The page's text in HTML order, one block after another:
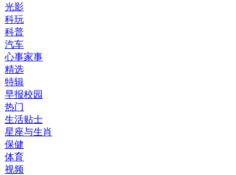
光影
科玩
科普
汽车
心事家事
精选
特辑
早报校园
热门
生活贴士
星座与生肖
保健
体育
视频